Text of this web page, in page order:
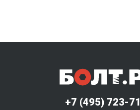
+7 (495) 723-